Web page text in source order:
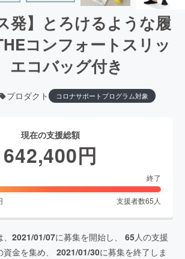
発】とろけるような履
コンフォートスリッ
コバッグ付き
プロダクト コロナサポートプログラム対象
現在の支援総額
642,400円
終了
支援者数65人
2021/01/07に募集を開始し、 65人の支援
資金を集め、 2021/01/30に募集を終了しま